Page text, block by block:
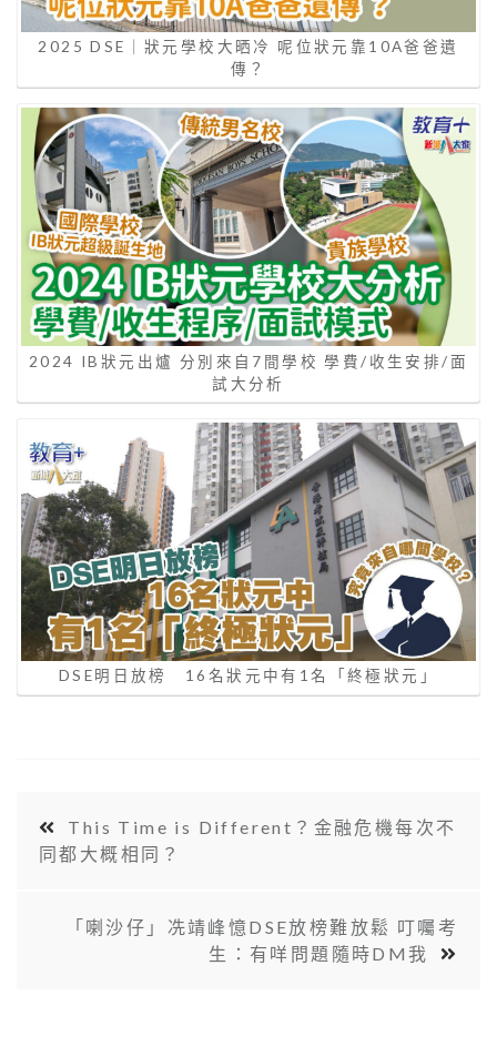
2025 DSE｜狀元學校大晒冷 呢位狀元靠10A爸爸遺
傳？
2024 IB狀元出爐 分別來自7間學校 學費/收生安排/面
試大分析
DSE明日放榜 16名狀元中有1名「終極狀元」
This Time is Different？金融危機每次不
同都大概相同？
「喇沙仔」冼靖峰憶DSE放榜難放鬆 叮囑考
生：有咩問題隨時DM我